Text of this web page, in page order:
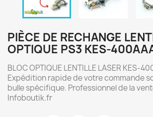
PIÈCE DE RECHANGE
OPTIQUE PS3 KES-
BLOC OPTIQUE LENTILLE LASER KES-
Expédition rapide de votre commande
bulle spécifique. Professionnel de la
Infoboutik.fr